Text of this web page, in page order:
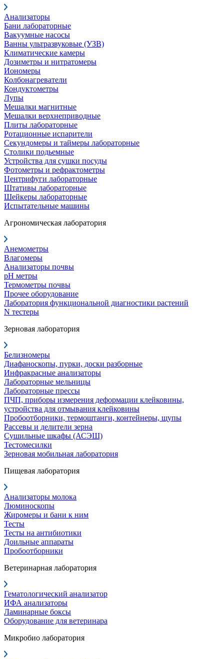
Анализаторы
Бани лабораторные
Вакуумные насосы
Ванны ультразвуковые (УЗВ)
Климатические камеры
Дозиметры и нитратомеры
Иономеры
Колбонагреватели
Кондуктометры
Лупы
Мешалки магнитные
Мешалки верхнеприводные
Плиты лабораторные
Ротационные испарители
Секундомеры и таймеры лабораторные
Столики подьемные
Устройства для сушки посуды
Фотометры и рефрактометры
Центрифуги лабораторные
Штативы лабораторные
Шейкеры лабораторные
Испытательные машины
Агрономическая лаборатория
Анемометры
Влагомеры
Анализаторы почвы
pH метры
Термометры почвы
Прочее оборудование
Лаборатория функциональной диагностики растений
N тестеры
Зерновая лаборатория
Белизномеры
Диафаноскопы, пурки, доски разборные
Инфракрасные анализаторы
Лабораторные мельницы
Лабораторные прессы
ПЧП, приборы измерения деформации клейковины,
устройства для отмывания клейковины
Пробоотборники, термоштанги, контейнеры, щупы
Рассевы и делители зерна
Сушильные шкафы (АСЭШ)
Тестомесилки
Зерновая мобильная лаборатория
Пищевая лаборатория
Анализаторы молока
Люминоскопы
Жиромеры и бани к ним
Тесты
Тесты на антибиотики
Доильные аппараты
Пробоотборники
Ветеринарная лаборатория
Гематологический анализатор
ИФА анализаторы
Ламинарные боксы
Оборудование для ветеринара
Микробио лаборатория